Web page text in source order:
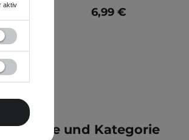
6,99 €
Marke und Kategorie
aktiv